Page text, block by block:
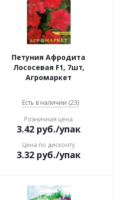
Петуния Афродита
Лососевая F1, 7шт,
Агромаркет
Есть в наличии (23)
Розничная цена
3.42руб./упак
Цена по дисконту
3.32руб./упак